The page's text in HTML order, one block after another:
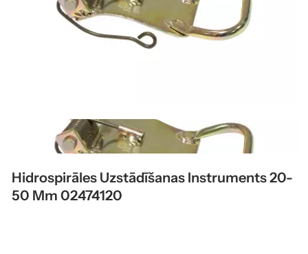
Hidrospirāles Uzstādīšanas Instruments 20-
50 Mm 02474120